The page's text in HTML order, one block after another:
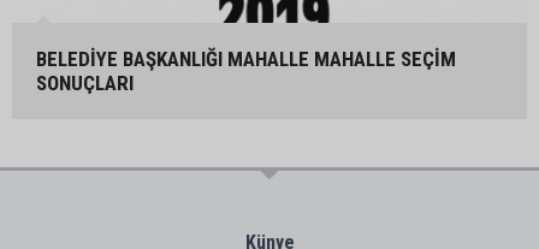
BELEDİYE BAŞKANLIĞI MAHALLE MAHALLE SEÇİM
SONUÇLARI
Künye